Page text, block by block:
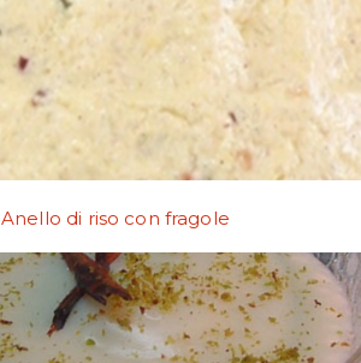
Anello di riso con fragole